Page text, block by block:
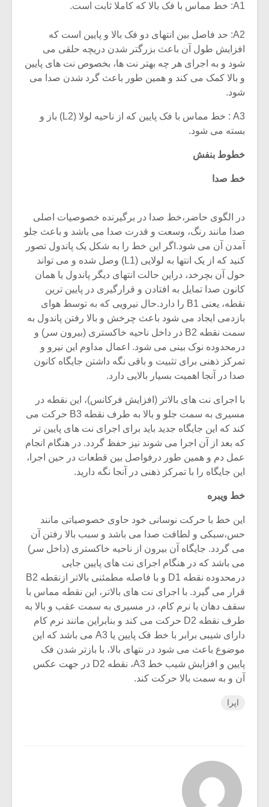
A1: خط مماس با فک بالا که کاملا ثابت است.
A2: حد فاصل بین انتهای دو فک بالا و پایین است که
افزایش طول آن باعث بزرگتر شدن دریچه حلقی می
شود و به اجرای هر چه بهتر نت ها، بخصوص نت های پایین
و بالا کمک می کند و همین طور باعث گرد شدن صدا می
شود.
A3 : خط مماس با فک پایین که از ناحیه لولا (L2) باز و
بسته می شود.
خطوط بنفش
خط صدا
در الگوی حاضر،خط صدا در برگیرنده خصوصیات اصلی
صدا مانند رنگ، وسعت و قدرت صدا می باشد و باعث جلو
آمدن آن می شود.اگر این خط را به شکل یک پاندول تصور
کنید که از یک انتها به لولایی (L1) وصل شده و می تواند
حول آن بچرخد، دراین حالت انتهای دیگر پاندول یا همان
کانون صدا تمایل به افتادن و قرارگیری در پایین ترین
نقطه، یعنی B1 را دارد.حال نیرویی که به توسط هوای
بازدمی ایجاد می شود باعث چرخش و بالا رفتن پاندول به
سمت نقطه B2 در داخل ناحیه خاکستری (بیرون سر) و
درمحدوده نوک بینی می شود. اعمال مداوم این نیرو و
تمرکز ذهنی برای تثبیت و باقی نگه داشتن جایگاه کانون
صدا در آنجا اهمیت بسیار بالایی دارد.
با اجرای نت های بالاتر (افزایش فرکانس)، این نقطه در
مسیری به سمت جلو و بالا به طرف نقطه B3 حرکت می
کند که این جایگاه جدید باید برای اجرای نت های پایین تر
که بعد از آن اجرا می شوند نیز حفظ گردد. در هنگام انجام
عمل دم و همین طور درفواصل بین قطعات در حین اجرا،
این جایگاه را با تمرکز ذهنی در آنجا نگه دارید.
خط ویبره
این خط با حرکت نوسانی خود حاوی خصوصیاتی مانند
حس،سبکی و لطافت صدا می باشد و سبب بالا رفتن آن
می گردد. جایگاه آن بیرون از ناحیه خاکستری (داخل سر)
می باشد که در هنگام اجرای نت های پایین جایی
درمحدوده نقطه D1 و با فاصله مطمئنی بالاتر ازنقطه B2
قرار می گیرد. با اجرای نت های بالاتر، این نقطه مماس با
سقف دهان یا نرم کام، در مسیری به سمت عقب و بالا به
طرف نقطه D2 حرکت می کند و بنابراین مانند نرم کام
دارای شیبی برابر با خط فک پایین یا A3 می باشد که این
موضوع باعث می شود در نتهای بالا، با بازتر شدن فک
پایین و افزایش شیب خط A3، نقطه D2 در جهت عکس
آن و به سمت بالا حرکت کند.
اپرا
اگر نمی توانی
مشهورترین باشی،
بدنام ترین باش